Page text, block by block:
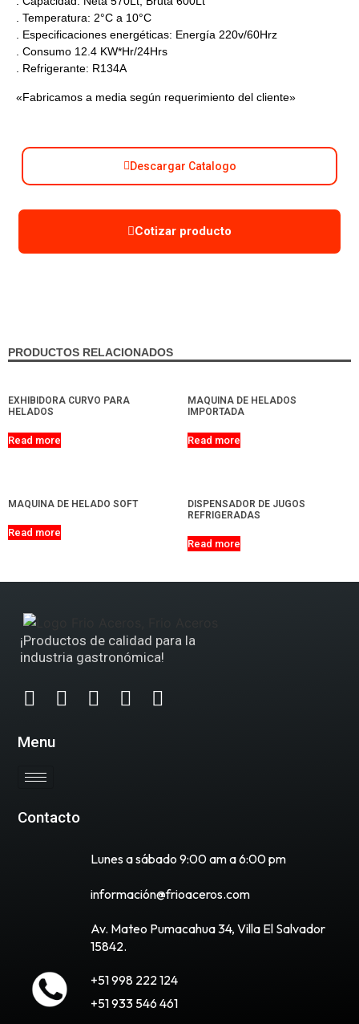
. Temperatura: 2°C a 10°C
. Especificaciones energéticas: Energía 220v/60Hrz
. Consumo 12.4 KW*Hr/24Hrs
. Refrigerante: R134A
«Fabricamos a media según requerimiento del cliente»
Descargar Catalogo
Cotizar producto
PRODUCTOS RELACIONADOS
EXHIBIDORA CURVO PARA
HELADOS
Read more
MAQUINA DE HELADOS
IMPORTADA
Read more
MAQUINA DE HELADO SOFT
Read more
DISPENSADOR DE JUGOS
REFRIGERADAS
Read more
¡Productos de calidad para la
industria gastronómica!
Menu
Contacto
Lunes a sábado 9:00 am a 6:00 pm
información@frioaceros.com
Av. Mateo Pumacahua 34, Villa El Salvador
15842.
+51 998 222 124
+51 933 546 461